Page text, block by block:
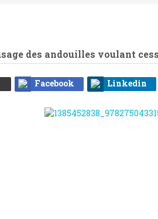
des andouilles voulant
Facebook Linkedin